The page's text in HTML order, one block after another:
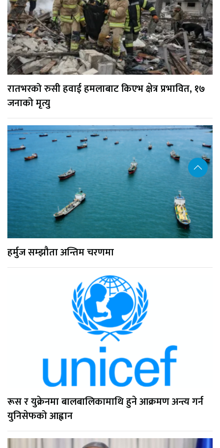
रातभरको रुसी हवाई हमलाबाट किएभ क्षेत्र प्रभावित, १७
जनाको मृत्यु
हर्मुज सम्झौता अन्तिम चरणमा
रूस र युक्रेनमा बालबालिकामाथि हुने आक्रमण अन्त्य गर्न
युनिसेफको आह्वान